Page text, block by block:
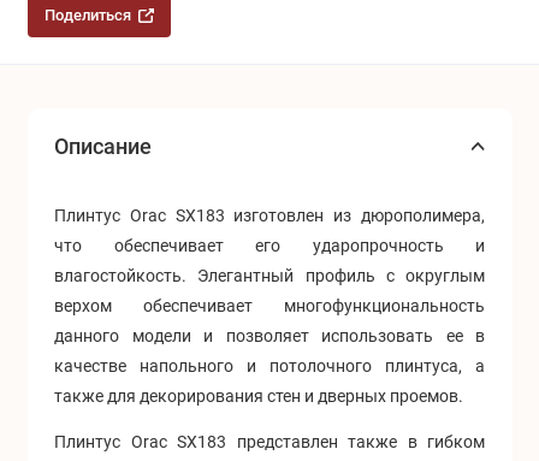
Поделиться
Описание
Плинтус Orac SX183 изготовлен из дюрополимера,
что обеспечивает его ударопрочность и
влагостойкость. Элегантный профиль с округлым
верхом обеспечивает многофункциональность
данного модели и позволяет использовать ее в
качестве напольного и потолочного плинтуса, а
также для декорирования стен и дверных проемов.
Плинтус Orac SX183 представлен также в гибком